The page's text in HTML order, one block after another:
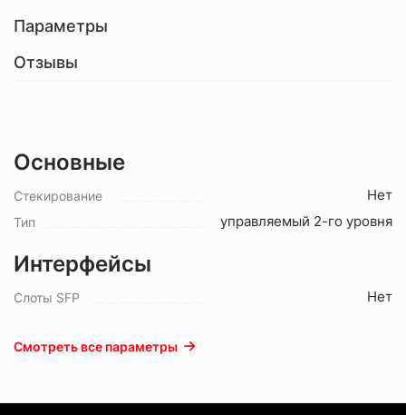
Параметры
Отзывы
Основные
Стекирование Нет
Тип управляемый 2-го уровня
Интерфейсы
Слоты SFP Нет
Смотреть все параметры